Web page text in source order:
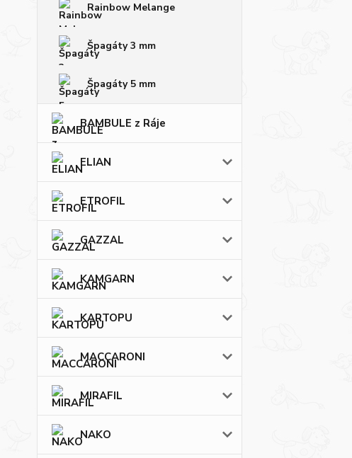
Rainbow Melange
Špagáty 3 mm
Špagáty 5 mm
BAMBULE z Ráje
ELIAN
ETROFIL
GAZZAL
KAMGARN
KARTOPU
MACCARONI
MIRAFIL
NAKO